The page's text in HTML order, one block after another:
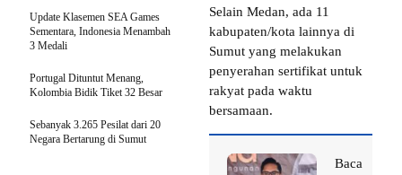
Selain Medan, ada 11
kabupaten/kota lainnya di
Sumut yang melakukan
penyerahan sertifikat untuk
rakyat pada waktu
bersamaan.
Baca
Update Klasemen SEA Games
Sementara, Indonesia Menambah
3 Medali
Portugal Dituntut Menang,
Kolombia Bidik Tiket 32 Besar
Sebanyak 3.265 Pesilat dari 20
Negara Bertarung di Sumut